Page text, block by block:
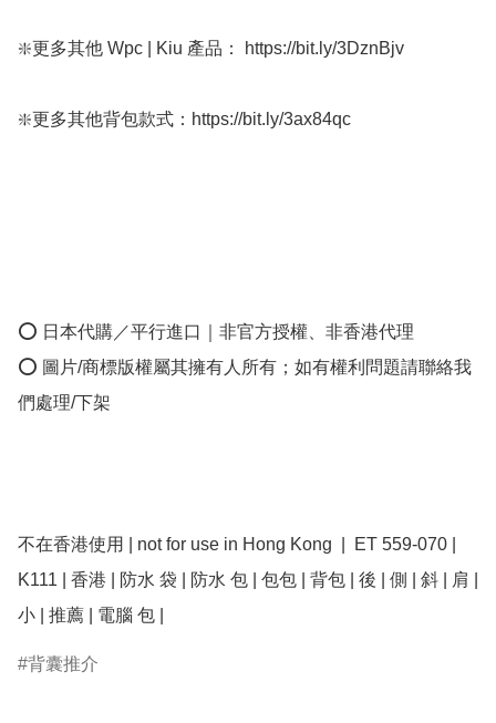
❇️更多其他 Wpc | Kiu 產品： https://bit.ly/3DznBjv
❇️更多其他背包款式：https://bit.ly/3ax84qc
⭕ 日本代購／平行進口｜非官方授權、非香港代理
⭕ 圖片/商標版權屬其擁有人所有；如有權利問題請聯絡我
們處理/下架
不在香港使用 | not for use in Hong Kong  |  ET 559-070 |
K111 | 香港 | 防水 袋 | 防水 包 | 包包 | 背包 | 後 | 側 | 斜 | 肩 |
小 | 推薦 | 電腦 包 |
背囊推介